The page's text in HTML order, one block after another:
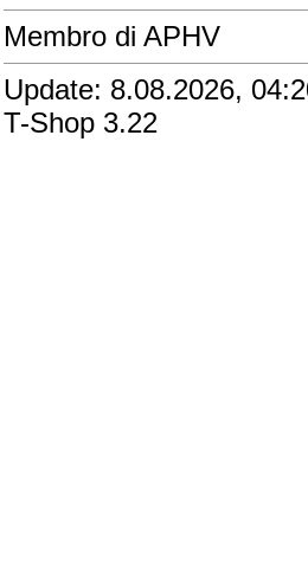
Membro di APHV
Update: 8.08.2026,
T-Shop 3.22